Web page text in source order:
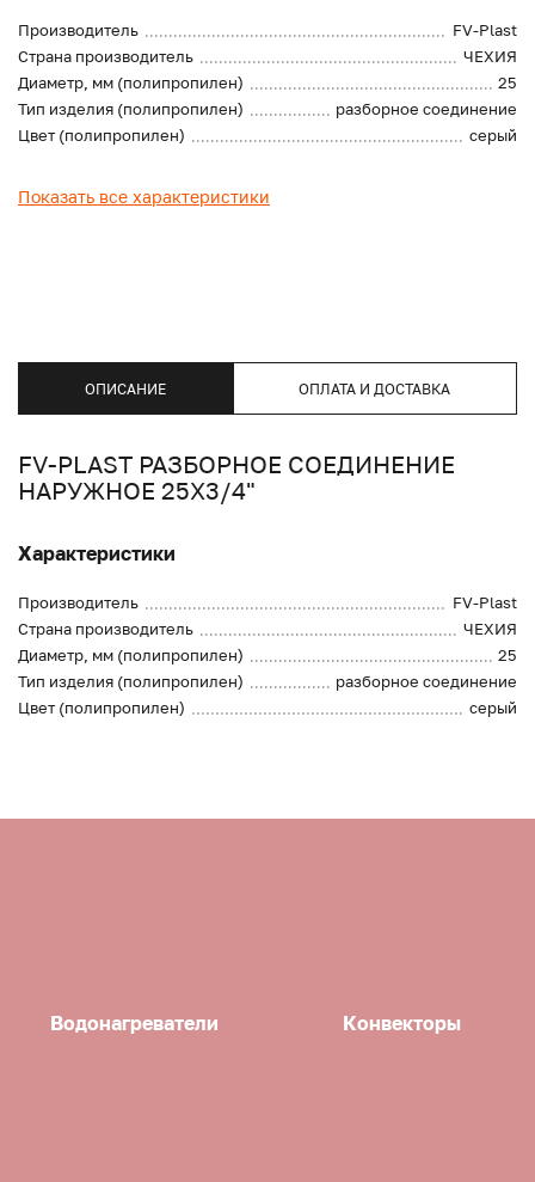
Производитель
FV-Plast
Страна производитель
ЧЕХИЯ
Диаметр, мм (полипропилен)
25
Тип изделия (полипропилен)
разборное соединение
Цвет (полипропилен)
серый
Показать все характеристики
ОПИСАНИЕ ОПЛАТА И ДОСТАВКА
FV-PLAST РАЗБОРНОЕ СОЕДИНЕНИЕ
НАРУЖНОЕ 25Х3/4"
Характеристики
Производитель
FV-Plast
Страна производитель
ЧЕХИЯ
Диаметр, мм (полипропилен)
25
Тип изделия (полипропилен)
разборное соединение
Цвет (полипропилен)
серый
Водонагреватели Конвекторы